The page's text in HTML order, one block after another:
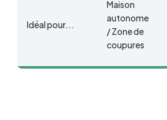
Idéal pour...
Maison
autonome
/ Zone de
coupures